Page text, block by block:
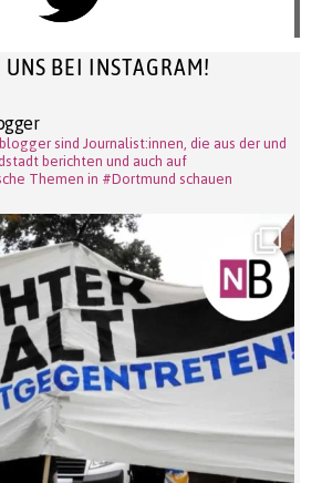
UNS BEI INSTAGRAM!
sind Journalist:innen, die aus der und
berichten und auch auf
Themen in #Dortmund schauen